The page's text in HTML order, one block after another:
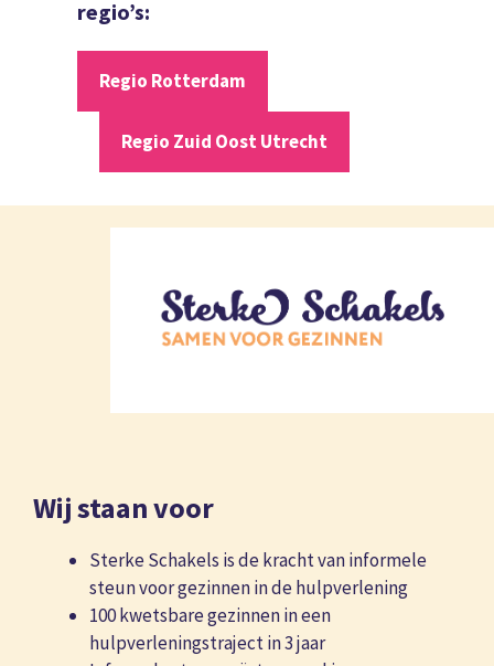
regio’s:
Regio Rotterdam
Regio Zuid Oost Utrecht
Wij staan voor
Sterke Schakels is de kracht van informele
steun voor gezinnen in de hulpverlening
100 kwetsbare gezinnen in een
hulpverleningstraject in 3 jaar